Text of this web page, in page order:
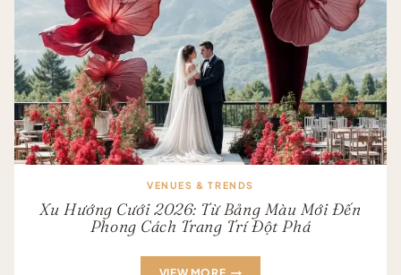
VENUES & TRENDS
Xu Hướng Cưới 2026: Từ Bảng Màu Mới Đến
Phong Cách Trang Trí Đột Phá
XU